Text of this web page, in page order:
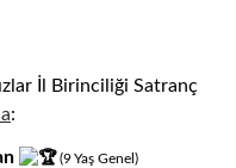
İl Birinciliği Satranç
:
(9Yaş Genel)